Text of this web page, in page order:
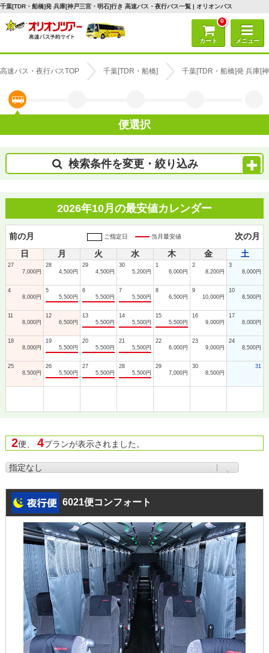
千葉[TDR・船橋]発 兵庫[神戸三宮・明石]行き 高速バス・夜行バス一覧 | オリオンバス
0
カート メニュー
高速バス・夜行バスTOP 千葉[TDR・船橋] 千葉[TDR・船橋]発 兵庫[
便選択
検索条件を変更・絞り込み
2026年10月の最安値カレンダー
前の月 ご指定日 当月最安値
次の月
日
月 火 水 木 金 土
27
7,000円
28
4,500円
29
4,500円
30
5,200円
1
6,000円
2
8,200円
3
8,000円
4
8,000円
5
5,500円
6
5,500円
7
5,500円
8
6,500円
9
10,000円
10
8,500円
11
8,000円
12
6,500円
13
5,500円
14
5,500円
15
5,500円
16
9,000円
17
8,000円
18
8,000円
19
5,500円
20
5,500円
21
5,500円
22
6,000円
23
9,000円
24
8,500円
25
8,500円
26
5,500円
27
5,500円
28
5,500円
29
7,000円
30
8,500円
31
2便、 4プランが表示されました。
6021便コンフォート